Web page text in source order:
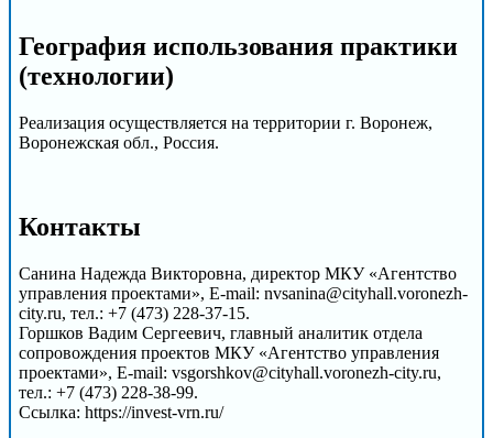
География использования практики
(технологии)
Реализация осуществляется на территории г. Воронеж,
Воронежская обл., Россия.
Контакты
Санина Надежда Викторовна, директор МКУ «Агентство
управления проектами», E-mail: nvsanina@cityhall.voronezh-
city.ru, тел.: +7 (473) 228-37-15.
Горшков Вадим Сергеевич, главный аналитик отдела
сопровождения проектов МКУ «Агентство управления
проектами», E-mail: vsgorshkov@cityhall.voronezh-city.ru,
тел.: +7 (473) 228-38-99.
Ссылка: https://invest-vrn.ru/